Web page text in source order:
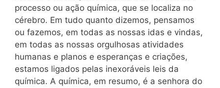
processo ou ação química, que se localiza no
cérebro. Em tudo quanto dizemos, pensamos
ou fazemos, em todas as nossas idas e vindas,
em todas as nossas orgulhosas atividades
humanas e planos e esperanças e criações,
estamos ligados pelas inexoráveis leis da
química. A química, em resumo, é a senhora do